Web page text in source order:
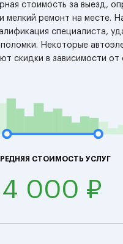
стоимость за выезд,
мелкий ремонт на месте.
специалиста,
Некоторые
скидки в зависимости от
СТОИМОСТЬ УСЛУГ
4 000 ₽